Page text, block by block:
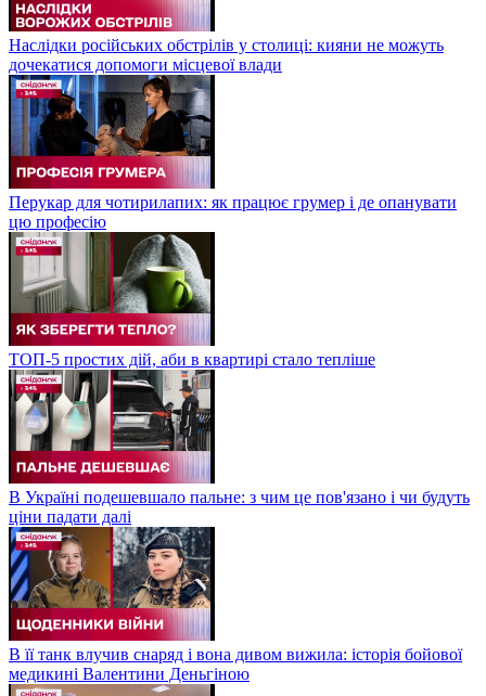
Наслідки російських обстрілів у столиці: кияни не можуть
дочекатися допомоги місцевої влади
Перукар для чотирилапих: як працює грумер і де опанувати
цю професію
ТОП-5 простих дій, аби в квартирі стало тепліше
В Україні подешевшало пальне: з чим це пов'язано і чи будуть
ціни падати далі
В її танк влучив снаряд і вона дивом вижила: історія бойової
медикині Валентини Деньгіною